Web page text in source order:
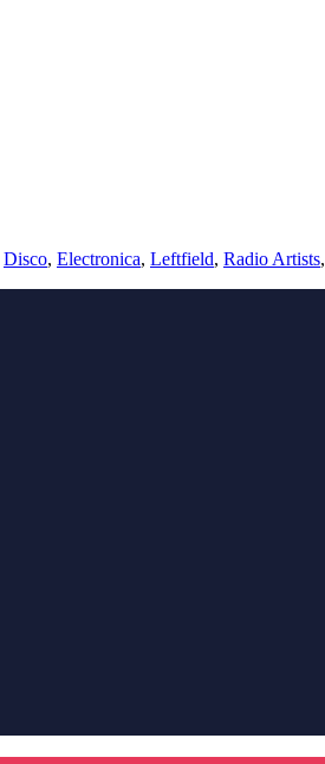
Disco, Electronica, Leftfield, Radio Artists,